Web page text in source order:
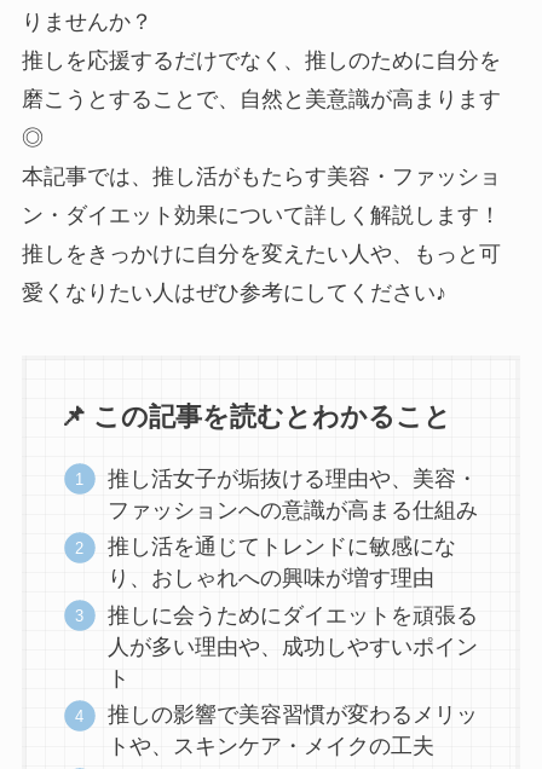
りませんか？
推しを応援するだけでなく、推しのために自分を
磨こうとすることで、自然と美意識が高まります
◎
本記事では、推し活がもたらす美容・ファッショ
ン・ダイエット効果について詳しく解説します！
推しをきっかけに自分を変えたい人や、もっと可
愛くなりたい人はぜひ参考にしてください♪
📌 この記事を読むとわかること
推し活女子が垢抜ける理由や、美容・
ファッションへの意識が高まる仕組み
推し活を通じてトレンドに敏感にな
り、おしゃれへの興味が増す理由
推しに会うためにダイエットを頑張る
人が多い理由や、成功しやすいポイン
ト
推しの影響で美容習慣が変わるメリッ
トや、スキンケア・メイクの工夫